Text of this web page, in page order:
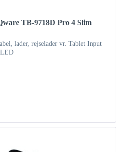
TB-9718D Pro 4 Slim
lader, rejselader vr. Tablet Input